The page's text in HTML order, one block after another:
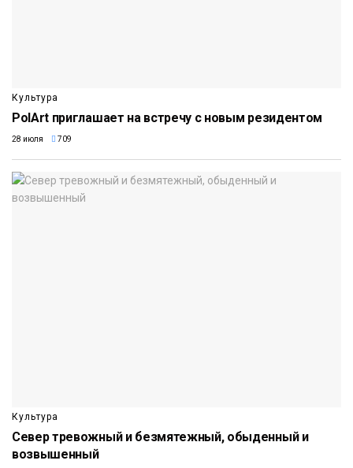
Культура
PolArt приглашает на встречу с новым резидентом
28 июля 709
Культура
Север тревожный и безмятежный, обыденный и
возвышенный